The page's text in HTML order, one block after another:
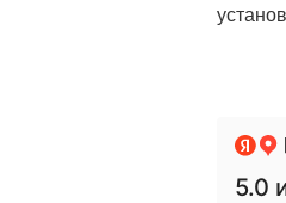
5.0